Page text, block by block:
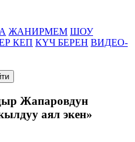
ЖАНИРМЕМ ШОУ
КЕП КҮЧ БЕРЕН ВИДЕО-
Жапаровдун
аял экен»